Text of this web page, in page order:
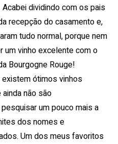
Acabei dividindo com os pais
recepção do casamento e,
tudo normal, porque nem
um vinho excelente com o
Bourgogne Rouge!
ótimos vinhos
não são
um pouco mais a
dos nomes e
Um dos meus favoritos